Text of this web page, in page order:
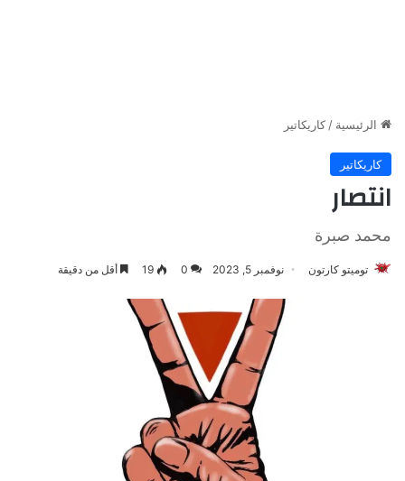
الرئيسية / كاريكاتير
كاريكاتير
انتصار
محمد صبرة
توميتو كارتون نوفمبر 5, 2023 0
19 أقل من دقيقة